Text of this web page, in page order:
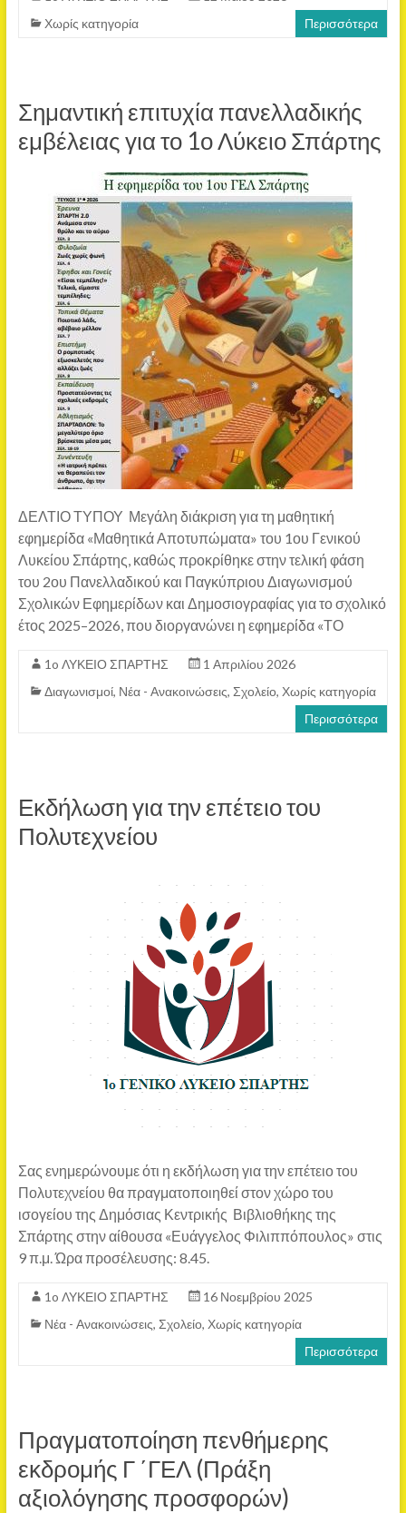
Χωρίς κατηγορία
Περισσότερα
Σημαντική επιτυχία πανελλαδικής
εμβέλειας για το 1ο Λύκειο Σπάρτης
ΔΕΛΤΙΟ ΤΥΠΟΥ Μεγάλη διάκριση για τη μαθητική
εφημερίδα «Μαθητικά Αποτυπώματα» του 1ου Γενικού
Λυκείου Σπάρτης, καθώς προκρίθηκε στην τελική φάση
του 2ου Πανελλαδικού και Παγκύπριου Διαγωνισμού
Σχολικών Εφημερίδων και Δημοσιογραφίας για το σχολικό
έτος 2025–2026, που διοργανώνει η εφημερίδα «ΤΟ
1o ΛΥΚΕΙΟ ΣΠΑΡΤΗΣ
1 Απριλίου 2026
Διαγωνισμοί, Νέα - Ανακοινώσεις, Σχολείο, Χωρίς κατηγορία
Περισσότερα
Εκδήλωση για την επέτειο του
Πολυτεχνείου
Σας ενημερώνουμε ότι η εκδήλωση για την επέτειο του
Πολυτεχνείου θα πραγματοποιηθεί στον χώρο του
ισογείου της Δημόσιας Κεντρικής Βιβλιοθήκης της
Σπάρτης στην αίθουσα «Ευάγγελος Φιλιππόπουλος» στις
9 π.μ. Ώρα προσέλευσης: 8.45.
1o ΛΥΚΕΙΟ ΣΠΑΡΤΗΣ
16 Νοεμβρίου 2025
Νέα - Ανακοινώσεις, Σχολείο, Χωρίς κατηγορία
Περισσότερα
Πραγματοποίηση πενθήμερης
εκδρομής Γ ΄ΓΕΛ (Πράξη
αξιολόγησης προσφορών)